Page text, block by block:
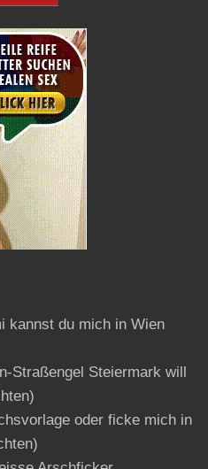
kannst du mich in Wien
Straßengel Steiermark will
oder ficke mich in